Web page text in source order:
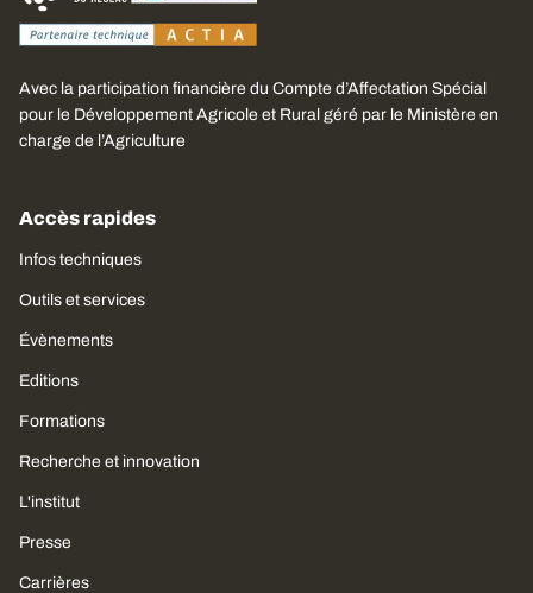
Avec la participation financière du Compte d’Affectation Spécial
pour le Développement Agricole et Rural géré par le Ministère en
charge de l’Agriculture
Accès rapides
Infos techniques
Outils et services
Évènements
Editions
Formations
Recherche et innovation
L'institut
Presse
Carrières